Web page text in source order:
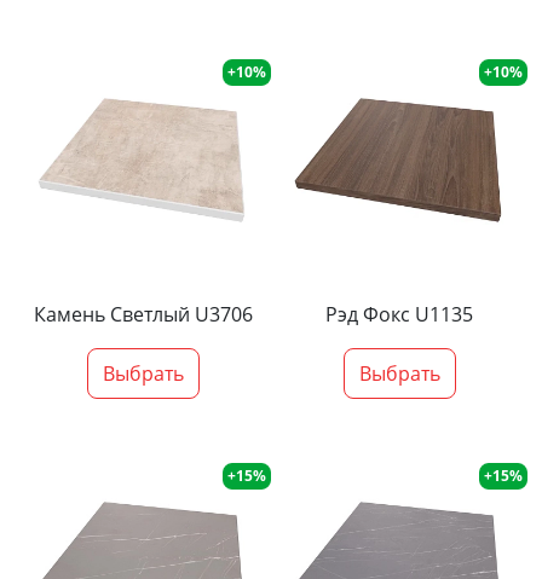
+10%
Камень Светлый U3706
Выбрать
+10%
Рэд Фокс U1135
Выбрать
+15% +15%